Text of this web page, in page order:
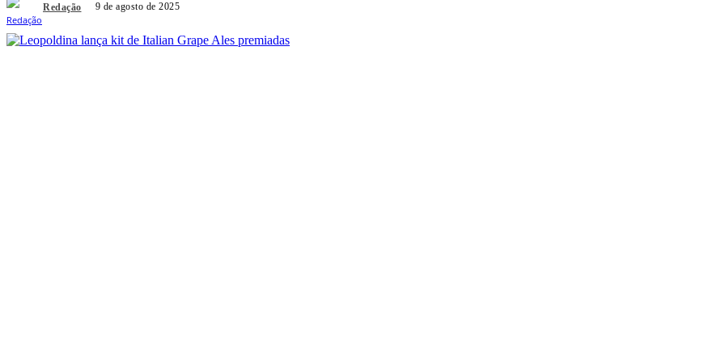
Redação 9 de agosto de 2025